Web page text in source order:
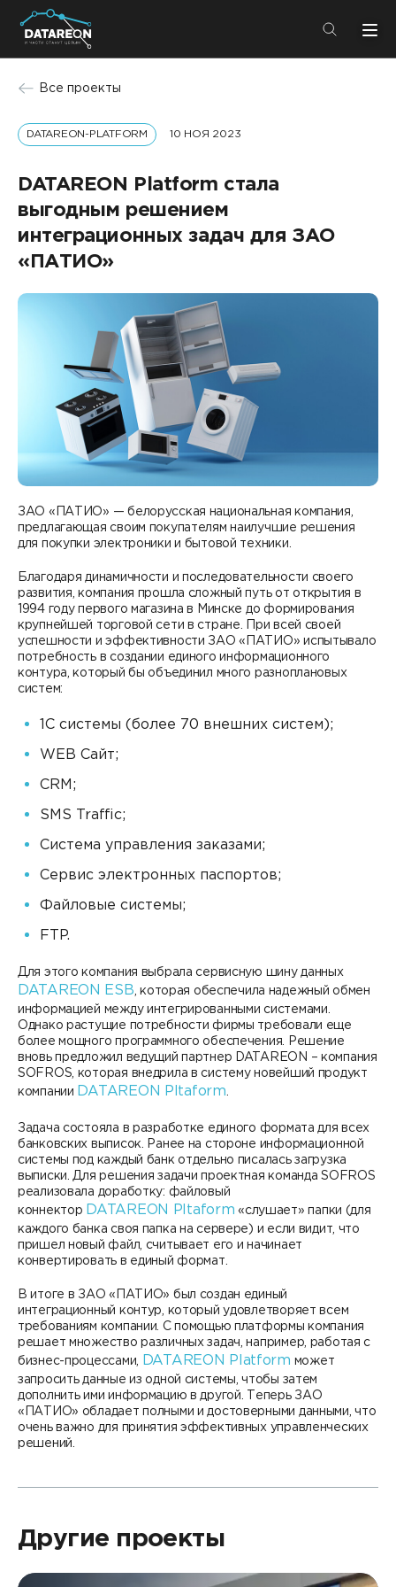
+7 (495) 280-08-01
Услуги
Решения
Партнеры
О компании
Карьера
Контакты
Клиенты и проекты
DATAREON Platform
DATAREON ESB
Пресс-центр
Новости
Анонсы мероприятий
СМИ о нас
Услуги
Образовательный марафон: ваш рывок к новым
знаниям
Учебные курсы DATAREON
Техническая поддержка
Сертификация
Старт с Вендором
Партнеры
Партнерство с DATAREON
Партнеры DATAREON
Центр экспертизы
Статьи
Документация
Книги DATAREON
Все проекты
DATAREON-PLATFORM 10 НОЯ 2023
DATAREON Platform стала
выгодным решением
интеграционных задач для ЗАО
«ПАТИО»
ЗАО «ПАТИО» — белорусская национальная компания,
предлагающая своим покупателям наилучшие решения
для покупки электроники и бытовой техники.
Благодаря динамичности и последовательности своего
развития, компания прошла сложный путь от открытия в
1994 году первого магазина в Минске до формирования
крупнейшей торговой сети в стране. При всей своей
успешности и эффективности ЗАО «ПАТИО» испытывало
потребность в создании единого информационного
контура, который бы объединил много разноплановых
систем:
1С системы (более 70 внешних систем);
WEB Сайт;
CRM;
SMS Traffic;
Система управления заказами;
Сервис электронных паспортов;
Файловые системы;
FTP.
Для этого компания выбрала сервисную шину данных
DATAREON ESB , которая обеспечила надежный обмен
информацией между интегрированными системами.
Однако растущие потребности фирмы требовали еще
более мощного программного обеспечения. Решение
вновь предложил ведущий партнер DATAREON – компания
SOFROS, которая внедрила в систему новейший продукт
компании DATAREON Pltaform
Задача состояла в разработке единого формата для всех
банковских выписок. Ранее на стороне информационной
системы под каждый банк отдельно писалась загрузка
выписки. Для решения задачи проектная команда SOFROS
реализовала доработку: файловый
коннектор DATAREON Pltaform «слушает» папки (для
каждого банка своя папка на сервере) и если видит, что
пришел новый файл, считывает его и начинает
конвертировать в единый формат.
В итоге в ЗАО «ПАТИО» был создан единый
интеграционный контур, который удовлетворяет всем
требованиям компании. С помощью платформы компания
решает множество различных задач, например, работая с
бизнес-процессами,
DATAREON Platform может
запросить данные из одной системы, чтобы затем
дополнить ими информацию в другой. Теперь ЗАО
«ПАТИО» обладает полными и достоверными данными, что
очень важно для принятия эффективных управленческих
решений.
Другие проекты